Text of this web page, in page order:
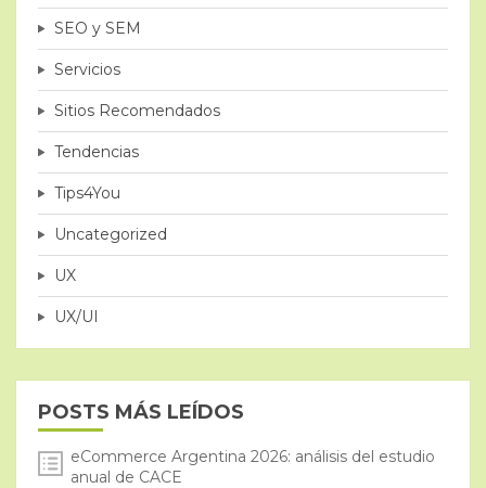
SEO y SEM
Servicios
Sitios Recomendados
Tendencias
Tips4You
Uncategorized
UX
UX/UI
POSTS MÁS LEÍDOS
eCommerce Argentina 2026: análisis del estudio
anual de CACE